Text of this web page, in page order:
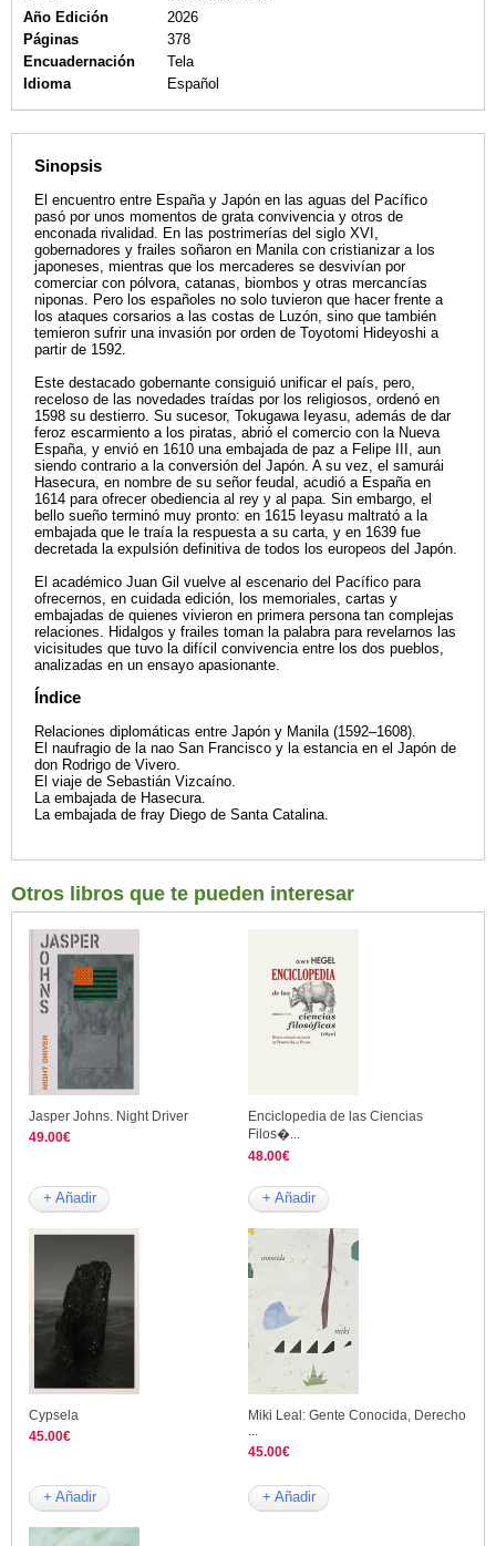
Año Edición
2026
Páginas
378
Encuadernación
Tela
Idioma
Español
Sinopsis
El encuentro entre España y Japón en las aguas del Pacífico
pasó por unos momentos de grata convivencia y otros de
enconada rivalidad. En las postrimerías del siglo XVI,
gobernadores y frailes soñaron en Manila con cristianizar a los
japoneses, mientras que los mercaderes se desvivían por
comerciar con pólvora, catanas, biombos y otras mercancías
niponas. Pero los españoles no solo tuvieron que hacer frente a
los ataques corsarios a las costas de Luzón, sino que también
temieron sufrir una invasión por orden de Toyotomi Hideyoshi a
partir de 1592.
Este destacado gobernante consiguió unificar el país, pero,
receloso de las novedades traídas por los religiosos, ordenó en
1598 su destierro. Su sucesor, Tokugawa Ieyasu, además de dar
feroz escarmiento a los piratas, abrió el comercio con la Nueva
España, y envió en 1610 una embajada de paz a Felipe III, aun
siendo contrario a la conversión del Japón. A su vez, el samurái
Hasecura, en nombre de su señor feudal, acudió a España en
1614 para ofrecer obediencia al rey y al papa. Sin embargo, el
bello sueño terminó muy pronto: en 1615 Ieyasu maltrató a la
embajada que le traía la respuesta a su carta, y en 1639 fue
decretada la expulsión definitiva de todos los europeos del Japón.
El académico Juan Gil vuelve al escenario del Pacífico para
ofrecernos, en cuidada edición, los memoriales, cartas y
embajadas de quienes vivieron en primera persona tan complejas
relaciones. Hidalgos y frailes toman la palabra para revelarnos las
vicisitudes que tuvo la difícil convivencia entre los dos pueblos,
analizadas en un ensayo apasionante.
Índice
Relaciones diplomáticas entre Japón y Manila (1592–1608).
El naufragio de la nao San Francisco y la estancia en el Japón de
don Rodrigo de Vivero.
El viaje de Sebastián Vizcaíno.
La embajada de Hasecura.
La embajada de fray Diego de Santa Catalina.
Otros libros que te pueden interesar
Jasper Johns. Night Driver
49.00€
+ Añadir
Enciclopedia de las Ciencias
Filos�...
48.00€
+ Añadir
Cypsela
45.00€
+ Añadir
Miki Leal: Gente Conocida, Derecho
...
45.00€
+ Añadir